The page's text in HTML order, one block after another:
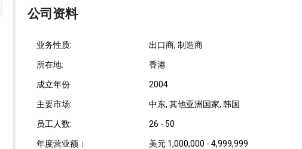
公司资料
业务性质: 出口商, 制造商
所在地: 香港
成立年份: 2004
主要市场: 中东, 其他亚洲国家, 韩国
员工人数: 26 - 50
年度营业额： 美元 1,000,000 - 4,999,999